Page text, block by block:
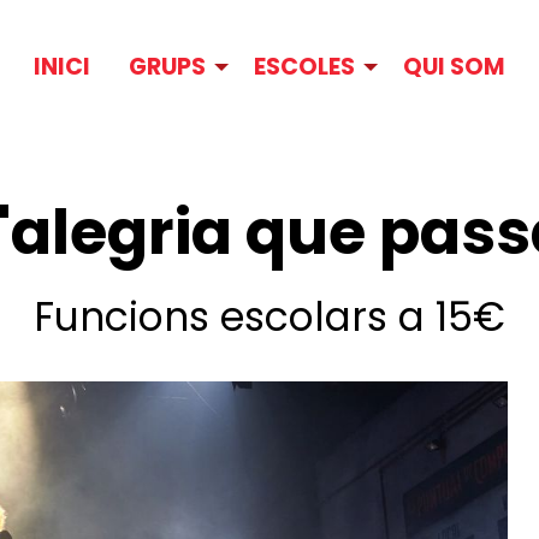
INICI GRUPS ESCOLES QUI SOM
que
Funcions escolars a 15€